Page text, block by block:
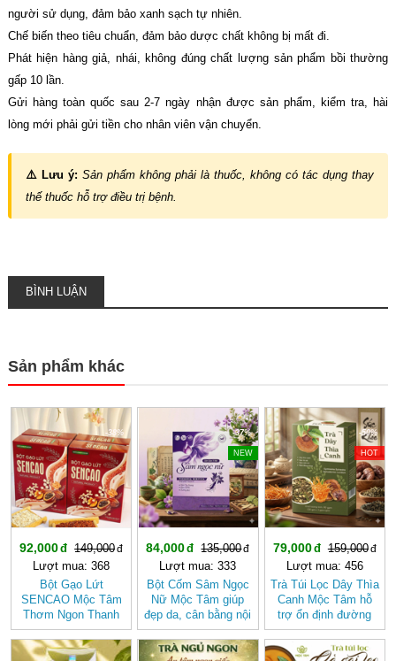
người sử dụng, đảm bảo xanh sạch tự nhiên.
Chế biến theo tiêu chuẩn, đảm bảo dược chất không bị mất đi.
Phát hiện hàng giả, nhái, không đúng chất lượng sản phẩm bồi thường
gấp 10 lần.
Gửi hàng toàn quốc sau 2-7 ngày nhận được sản phẩm, kiểm tra, hài
lòng mới phải gửi tiền cho nhân viên vận chuyển.
⚠️ Lưu ý: Sản phẩm không phải là thuốc, không có tác dụng thay
thế thuốc hỗ trợ điều trị bệnh.
BÌNH LUẬN
Sản phẩm khác
-38%
92,000
149,000
Lượt mua: 368
Bột Gạo Lứt
SENCAO Mộc Tâm
Thơm Ngon Thanh
Nhẹ, Phù Hợp Ăn
Kiêng
-37%
NEW
84,000
135,000
Lượt mua: 333
Bột Cốm Sâm Ngọc
Nữ Mộc Tâm giúp
đẹp da, cân bằng nội
tiết tố nữ
-50%
HOT
79,000
159,000
Lượt mua: 456
Trà Túi Lọc Dây Thìa
Canh Mộc Tâm hỗ
trợ ổn định đường
huyết